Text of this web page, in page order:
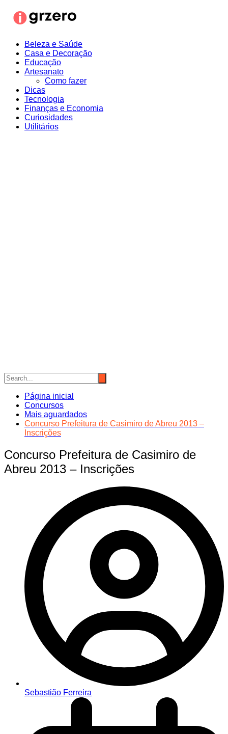
para
Beleza e Saúde
Casa e Decoração
Educação
Artesanato
Como fazer
Dicas
Tecnologia
Finanças e Economia
Curiosidades
Utilitários
Página inicial
Concursos
Mais aguardados
Concurso Prefeitura de Casimiro de Abreu 2013 –
Inscrições
Concurso Prefeitura de Casimiro de
Abreu 2013 – Inscrições
Sebastião Ferreira